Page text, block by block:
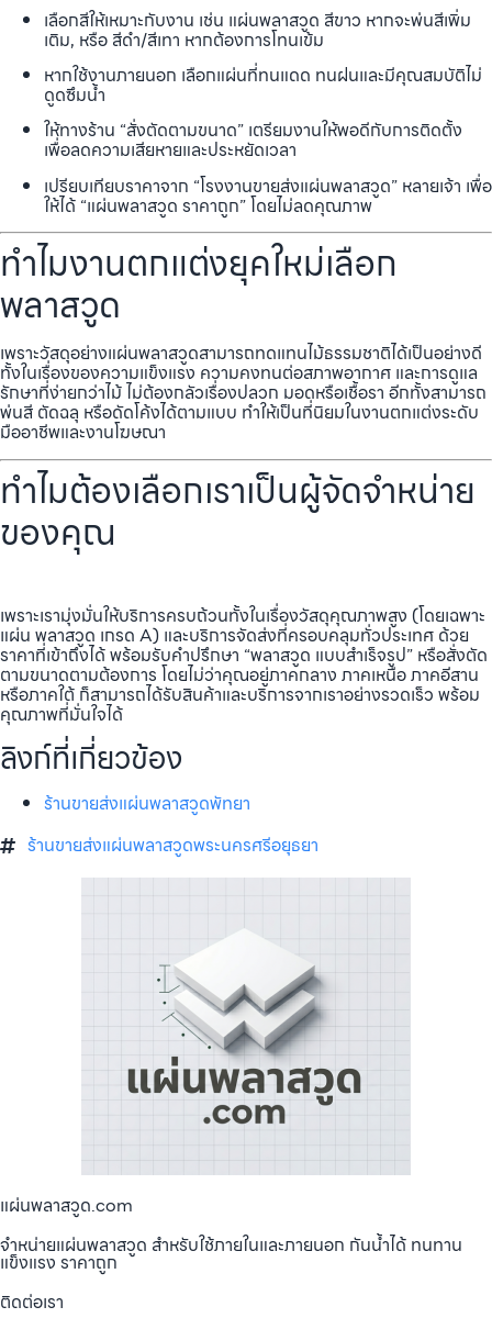
เลือกสีให้เหมาะกับงาน เช่น แผ่นพลาสวูด สีขาว หากจะพ่นสีเพิ่ม
เติม, หรือ สีดำ/สีเทา หากต้องการโทนเข้ม
หากใช้งานภายนอก เลือกแผ่นที่ทนแดด ทนฝนและมีคุณสมบัติไม่
ดูดซึมน้ำ
ให้ทางร้าน “สั่งตัดตามขนาด” เตรียมงานให้พอดีกับการติดตั้ง
เพื่อลดความเสียหายและประหยัดเวลา
เปรียบเทียบราคาจาก “โรงงานขายส่งแผ่นพลาสวูด” หลายเจ้า เพื่อ
ให้ได้ “แผ่นพลาสวูด ราคาถูก” โดยไม่ลดคุณภาพ
ทำไมงานตกแต่งยุคใหม่เลือก
พลาสวูด
เพราะวัสดุอย่างแผ่นพลาสวูดสามารถทดแทนไม้ธรรมชาติได้เป็นอย่างดี
ทั้งในเรื่องของความแข็งแรง ความคงทนต่อสภาพอากาศ และการดูแล
รักษาที่ง่ายกว่าไม้ ไม่ต้องกลัวเรื่องปลวก มอดหรือเชื้อรา อีกทั้งสามารถ
พ่นสี ตัดฉลุ หรือดัดโค้งได้ตามแบบ ทำให้เป็นที่นิยมในงานตกแต่งระดับ
มืออาชีพและงานโฆษณา
ทำไมต้องเลือกเราเป็นผู้จัดจำหน่าย
ของคุณ
เพราะเรามุ่งมั่นให้บริการครบถ้วนทั้งในเรื่องวัสดุคุณภาพสูง (โดยเฉพาะ
แผ่น พลาสวูด เกรด A) และบริการจัดส่งที่ครอบคลุมทั่วประเทศ ด้วย
ราคาที่เข้าถึงได้ พร้อมรับคำปรึกษา “พลาสวูด แบบสำเร็จรูป” หรือสั่งตัด
ตามขนาดตามต้องการ โดยไม่ว่าคุณอยู่ภาคกลาง ภาคเหนือ ภาคอีสาน
หรือภาคใต้ ก็สามารถได้รับสินค้าและบริการจากเราอย่างรวดเร็ว พร้อม
คุณภาพที่มั่นใจได้
ลิงก์ที่เกี่ยวข้อง
ร้านขายส่งแผ่นพลาสวูดพัทยา
ร้านขายส่งแผ่นพลาสวูดพระนครศรีอยุธยา
แผ่นพลาสวูด.com
จำหน่ายแผ่นพลาสวูด สำหรับใช้ภายในและภายนอก กันน้ำได้ ทนทาน
แข็งแรง ราคาถูก
ติดต่อเรา